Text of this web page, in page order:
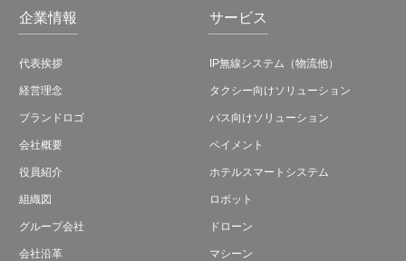
企業情報
代表挨拶
経営理念
ブランドロゴ
会社概要
役員紹介
組織図
グループ会社
会社沿革
サービス
IP無線システム（物流他）
タクシー向けソリューション
バス向けソリューション
ペイメント
ホテルスマートシステム
ロボット
ドローン
マシーン